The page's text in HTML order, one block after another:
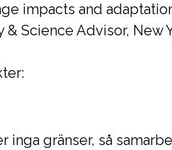
impacts and
& Science Advisor, New
inga gränser, så